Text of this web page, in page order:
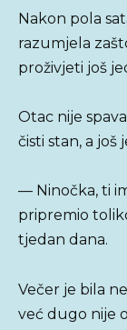
Nakon pola
razumjela
proživjeti još
Otac nije
čisti stan, a još
— Ninočka, ti
pripremio
tjedan dana.
Večer je bila
već dugo nije